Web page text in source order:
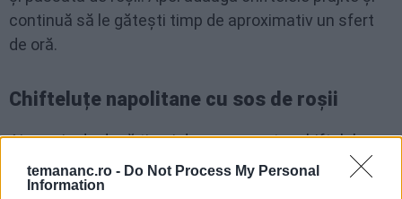
temananc.ro - Do Not Process My Personal
Information
continuă să le gătești timp de aproximativ un sfert
de oră.
Chifteluțe napolitane cu sos de roșii
Ai nevoie de două tipuri de carne pentru chiftelele
napolitane: 250 de grame de carne de porc tocată și
250 de grame de carne de vită tocată.